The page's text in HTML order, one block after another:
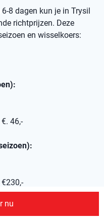
8 dagen kun je in Trysil
richtprijzen. Deze
en wisselkoers:
46,-
ons reserveren, geef dit
nemen wij dit mee in je
nu